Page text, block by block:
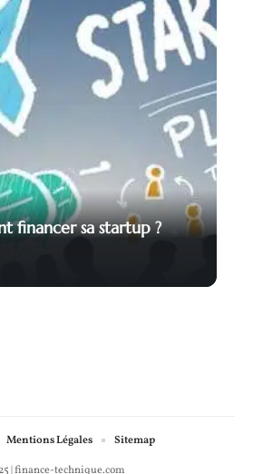
financer sa startup ?
| finance-technique.com
Mentions Légales Sitemap